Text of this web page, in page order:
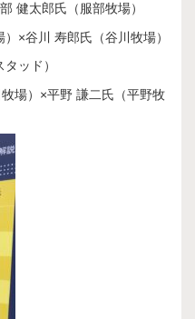
健太郎氏（服部牧場）
×谷川 寿郎氏（谷川牧場）
ッド）
場）×平野 謙二氏（平野牧